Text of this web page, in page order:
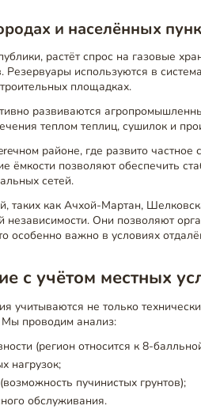
и населённых
растёт спрос на газовые
Резервуары используются в
площадках.
развиваются
теплом теплиц, сушилок и
районе, где развито частное
ёмкости позволяют обеспечить
сетей.
таких как Ачхой-Мартан,
независимости. Они позволяют
особенно важно в условиях
с учётом местных
учитываются не только
Мы проводим анализ:
(регион относится к 8-
нагрузок;
пучинистых грунтов);
обслуживания.